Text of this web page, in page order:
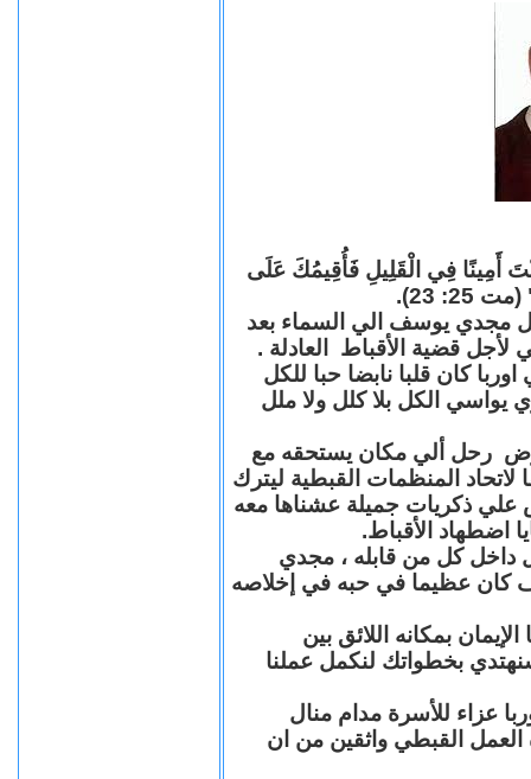
أَمِينًا فِي الْقَلِيلِ فَأُقِيمُكَ عَلَى
23).
مجدي يوسف الي السماء بعد
قضية الأقباط العادلة .
كان قلبا نابضا حبا للكل
يواسي الكل بلا كلل ولا ملل
رحل ألي مكان يستحقه مع
المنظمات القبطية ليترك
علي ذكريات جميلة عشناها معه
اضطهاد الأقباط.
داخل كل من قابله ، مجدي
عظيما في حبه في إخلاصه
بمكانه اللائق بين
بخطواتك لنكمل عملنا
عزاء للأسرة مدام منال
العمل القبطي واثقين من ان